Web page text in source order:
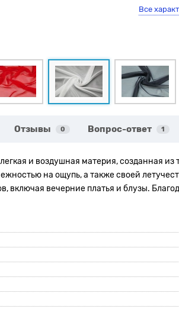
Все
Отзывы 0 Вопрос-ответ 1
и воздушная материя, созданная
на ощупь, а также своей
включая вечерние платья и блузы.